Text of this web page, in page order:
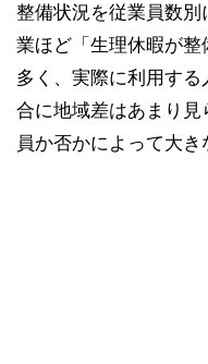
整備状況を従業員数
業ほど「生理休暇が
多く、実際に利用す
合に地域差はあまり
員か否かによって大き